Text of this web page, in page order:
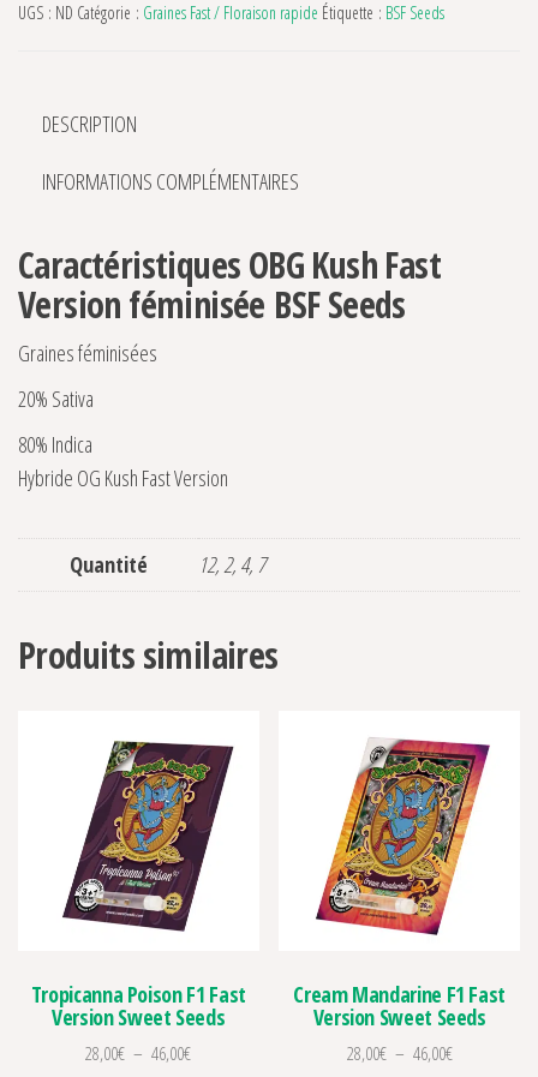
UGS : ND Catégorie : Graines Fast / Floraison rapide Étiquette : BSF Seeds
DESCRIPTION
INFORMATIONS COMPLÉMENTAIRES
Caractéristiques OBG Kush Fast
Version féminisée BSF Seeds
Graines féminisées
20% Sativa
80% Indica
Hybride OG Kush Fast Version
Quantité 12, 2, 4, 7
Produits similaires
Tropicanna Poison F1 Fast
Version Sweet Seeds
28,00€ – 46,00€Plage de prix : 28,00€ à 46,00€
Cream Mandarine F1 Fast
Version Sweet Seeds
28,00€ – 46,00€Plage de prix